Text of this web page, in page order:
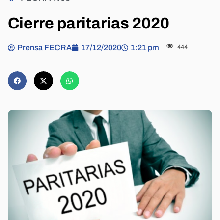
Cierre paritarias 2020
Prensa FECRA 17/12/2020 1:21 pm 444